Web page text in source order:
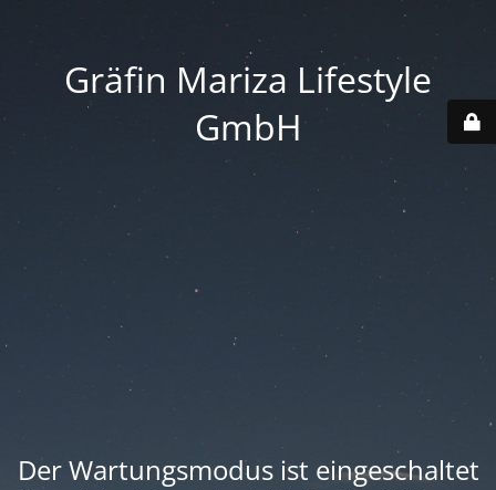
Gräfin Mariza Lifestyle
GmbH
Der Wartungsmodus ist eingeschaltet